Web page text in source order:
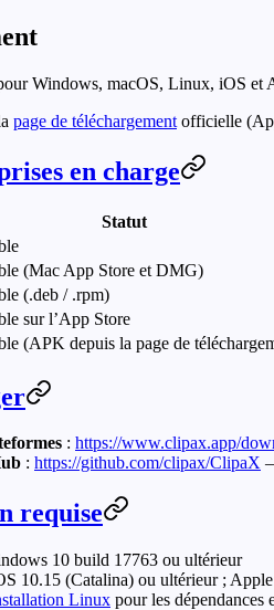
Windows, macOS, Linux, iOS et
page de téléchargement officielle
en charge
Statut
(Mac App Store et DMG)
(.deb / .rpm)
sur l’App Store
(APK depuis la page de
: https://www.clipax.app/
: https://github.com/clipax/ClipaX
requise
10 build 17763 ou ultérieur
10.15 (Catalina) ou ultérieur ;
Linux pour les dépendances